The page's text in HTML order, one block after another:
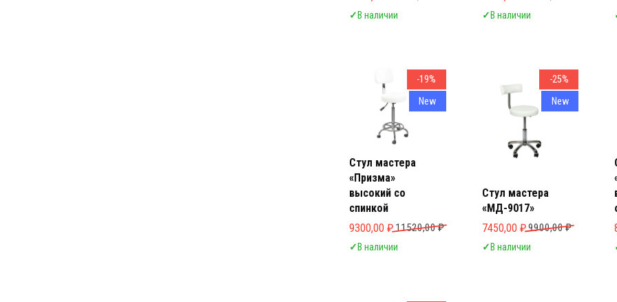
✓ В наличии ✓ В наличии
-19%
New
Стул мастера
«Призма»
высокий со
спинкой
11520,00₽
Первоначальная цена составляла 11520,00 ₽.
9300,00 ₽
Текущая цена: 9300,00 ₽.
✓ В наличии
-25%
New
Стул мастера
«МД-9017»
9900,00₽
Первоначальная цена
7450,00 ₽
Текущая цена: 7450,00 ₽.
✓ В наличии